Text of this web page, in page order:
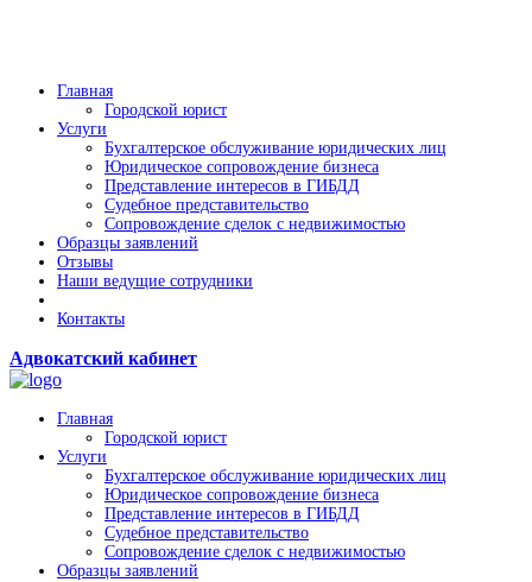
Главная
Городской юрист
Услуги
Бухгалтерское обслуживание юридических лиц
Юридическое сопровождение бизнеса
Представление интересов в ГИБДД
Судебное представительство
Сопровождение сделок с недвижимостью
Образцы заявлений
Отзывы
Наши ведущие сотрудники
Контакты
Адвокатский кабинет
Главная
Городской юрист
Услуги
Бухгалтерское обслуживание юридических лиц
Юридическое сопровождение бизнеса
Представление интересов в ГИБДД
Судебное представительство
Сопровождение сделок с недвижимостью
Образцы заявлений